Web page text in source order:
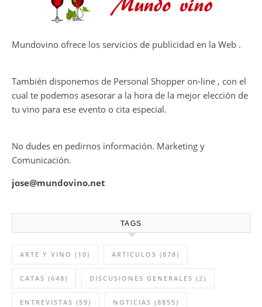
Mundovino ofrece los servicios de publicidad en la Web .
También disponemos de Personal Shopper on-line , con el
cual te podemos asesorar a la hora de la mejor elección de
tu vino para ese evento o cita especial.
No dudes en pedirnos información. Marketing y
Comunicación.
jose@mundovino.net
TAGS
ARTE Y VINO (10) ARTICULOS (878)
CATAS (648) DISCUSIONES GENERALES (2)
ENTREVISTAS (59) NOTICIAS (8855)